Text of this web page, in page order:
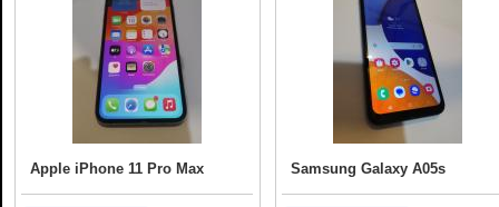
Apple iPhone 11 Pro Max Samsung Galaxy A05s